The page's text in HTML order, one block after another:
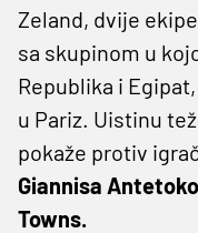
Zeland, dvije
sa skupinom u
Republika i
u Pariz. Uistinu
pokaže protiv
Giannisa
Towns.